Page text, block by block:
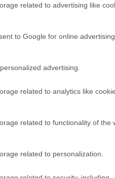
related to advertising like
to Google for online advertising
advertising.
related to analytics like
related to functionality of the
related to personalization.